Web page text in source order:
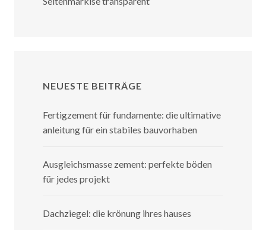
NEUESTE BEITRÄGE
Fertigzement für fundamente: die ultimative
anleitung für ein stabiles bauvorhaben
Ausgleichsmasse zement: perfekte böden
für jedes projekt
Dachziegel: die krönung ihres hauses